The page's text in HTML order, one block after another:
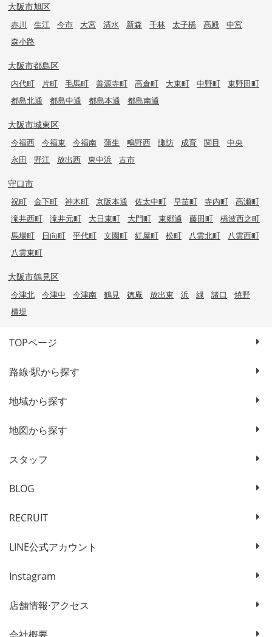
大阪市旭区
赤川 生江 今市 大宮 清水 新森 千林 太子橋 高殿
中宮
森小路
大阪市都島区
内代町 片町 毛馬町 善源寺町 高倉町 大東町 中野町
東野田町
都島北通
都島中通 都島本通 都島南通
大阪市城東区
今福西 今福東 今福南 蒲生 鴫野西 諏訪 成育 関目
中央
永田
野江 放出西 東中浜 古市
守口市
祝町 金下町 神木町 京阪本通 佐太中町 早苗町 寺内町
高瀬町
滝井西町
滝井元町 大日東町 大門町 東郷通 藤田町
橋波西之町
馬場町
日向町 平代町 文園町 紅屋町 松町 八雲北町
八雲西町
八雲東町
大阪市鶴見区
今津北 今津中 今津南 鶴見 徳庵 放出東 浜 緑 諸口
焼野
横堤
TOPページ
路線·駅から探す
地域から探す
地図から探す
スタッフ
BLOG
RECRUIT
LINE公式アカウント
Instagram
店舗情報·アクセス